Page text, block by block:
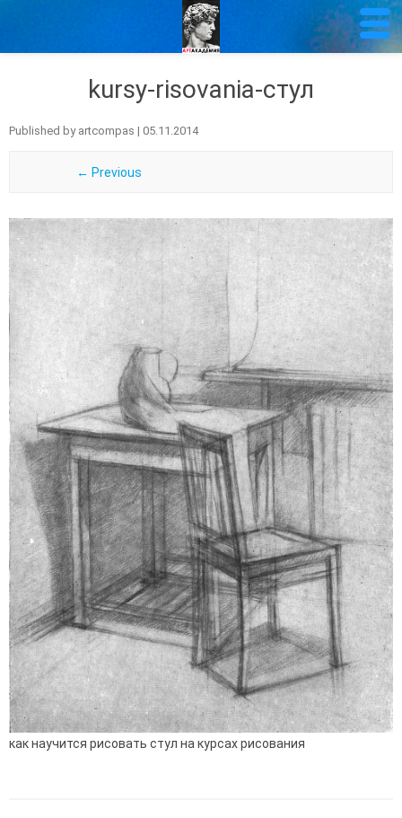
kursy-risovania-стул
Published by artcompas | 05.11.2014
← Previous
как научится рисовать стул на курсах рисования